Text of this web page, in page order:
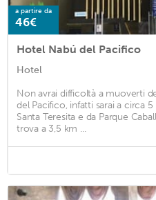
a partire da
46€
Hotel Nabú del Pacifico
Hotel
Non avrai difficoltà a muoverti
del Pacifico, infatti sarai a circa
Santa Teresita e da Parque
trova a 3,5 km ...